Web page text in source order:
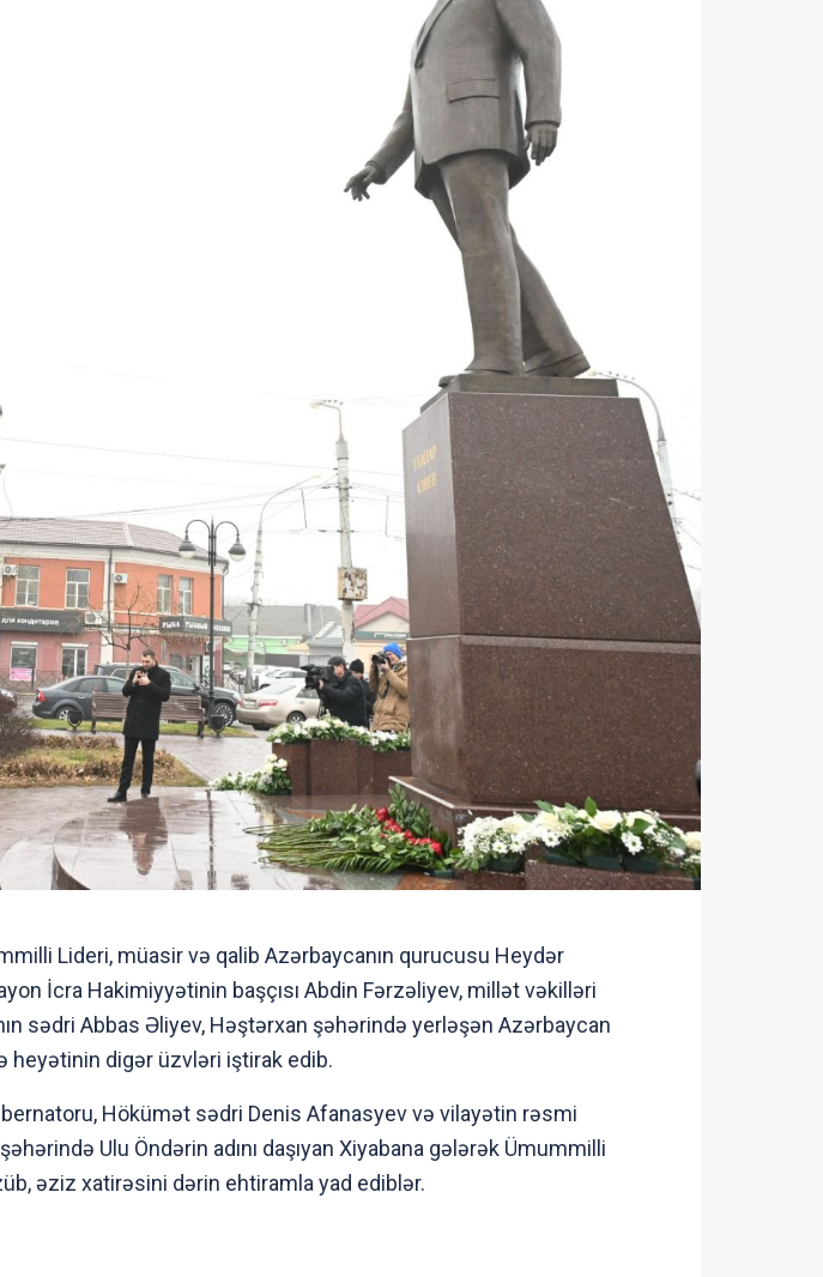
Lideri, müasir və qalib Azərbaycanın qurucusu Heydər
İcra Hakimiyyətinin başçısı Abdin Fərzəliyev, millət vəkilləri
sədri Abbas Əliyev, Həştərxan şəhərində yerləşən Azərbaycan
digər üzvləri iştirak edib.
Hökümət sədri Denis Afanasyev və vilayətin rəsmi
Ulu Öndərin adını daşıyan Xiyabana gələrək Ümummilli
əziz xatirəsini dərin ehtiramla yad ediblər.